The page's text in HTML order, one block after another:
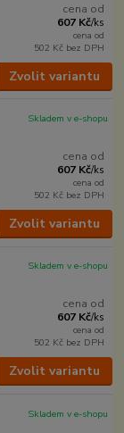
cena od
607 Kč/ks
cena od
502 Kč bez DPH
Zvolit variantu
cena od
607 Kč/ks
cena od
502 Kč bez DPH
Skladem v e-shopu
Zvolit variantu
cena od
607 Kč/ks
cena od
502 Kč bez DPH
Skladem v e-shopu
Zvolit variantu
Skladem v e-shopu